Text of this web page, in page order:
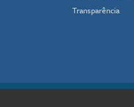
Transparência